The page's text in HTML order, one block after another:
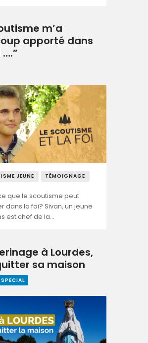
m’a
apporté dans
JEUNE TÉMOIGNAGE
que le scoutisme peut
dans la foi? Sivan, un jeune
est chef de la…
à Lourdes,
sa maison
SPECIAL